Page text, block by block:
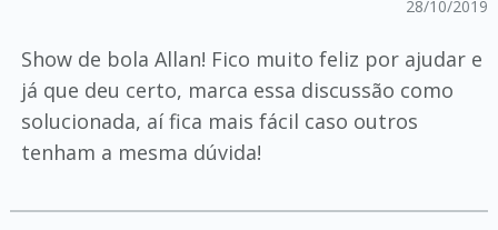
28/10/2019
Show de bola Allan! Fico muito feliz por ajudar e
já que deu certo, marca essa discussão como
solucionada, aí fica mais fácil caso outros
tenham a mesma dúvida!